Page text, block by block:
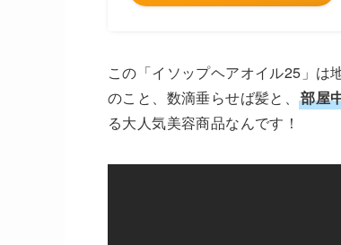
この「イソップヘアオイル25」は
のこと、数滴垂らせば髪と、部屋
る大人気美容商品なんです！